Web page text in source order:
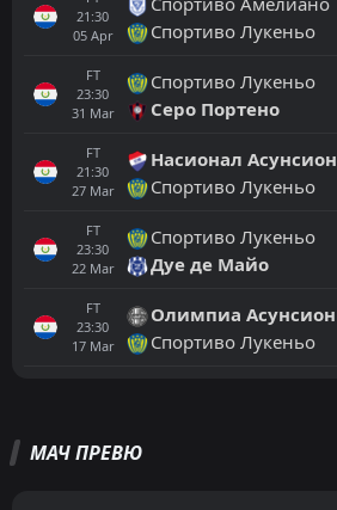
21:30
05 Apr
Спортиво Лукеньо
FT
23:30
31 Mar
Спортиво Лукеньо
Серо Портено
FT
21:30
27 Mar
Насионал Асунсион
Спортиво Лукеньо
FT
23:30
22 Mar
Спортиво Лукеньо
Дуе де Майо
FT
23:30
17 Mar
Олимпиа Асунсион
Спортиво Лукеньо
МАЧ ПРЕВЮ